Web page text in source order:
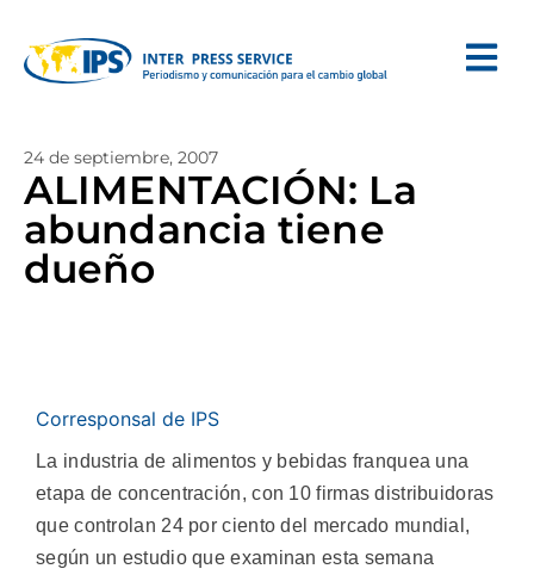
24 de septiembre, 2007
ALIMENTACIÓN: La
abundancia tiene
dueño
Corresponsal de IPS
La industria de alimentos y bebidas franquea una
etapa de concentración, con 10 firmas distribuidoras
que controlan 24 por ciento del mercado mundial,
según un estudio que examinan esta semana